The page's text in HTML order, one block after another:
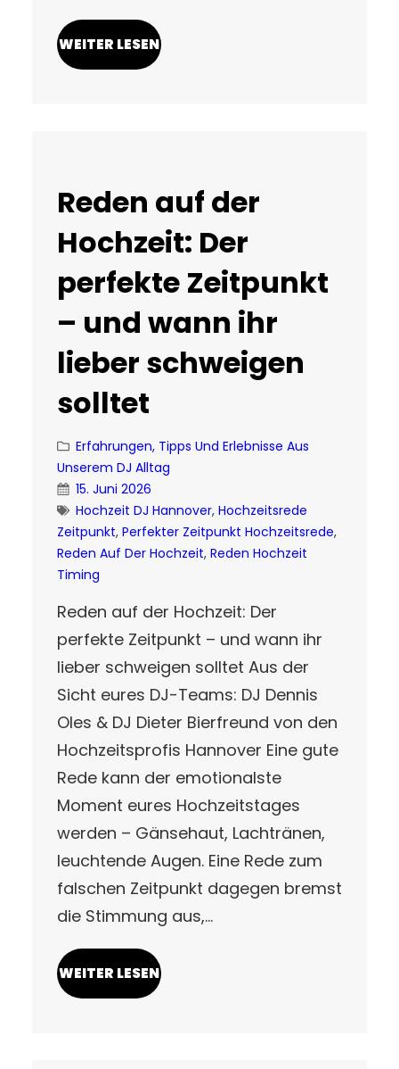
WEITER LESEN
Reden auf der
Hochzeit: Der
perfekte Zeitpunkt
– und wann ihr
lieber schweigen
solltet
Erfahrungen, Tipps Und Erlebnisse Aus
Unserem DJ Alltag
15. Juni 2026
Hochzeit DJ Hannover, Hochzeitsrede
Zeitpunkt, Perfekter Zeitpunkt Hochzeitsrede
Reden Auf Der Hochzeit, Reden Hochzeit
Timing
Reden auf der Hochzeit: Der
perfekte Zeitpunkt – und wann ihr
lieber schweigen solltet Aus der
Sicht eures DJ-Teams: DJ Dennis
Oles & DJ Dieter Bierfreund von den
Hochzeitsprofis Hannover Eine gute
Rede kann der emotionalste
Moment eures Hochzeitstages
werden – Gänsehaut, Lachtränen,
leuchtende Augen. Eine Rede zum
falschen Zeitpunkt dagegen bremst
die Stimmung aus,…
WEITER LESEN